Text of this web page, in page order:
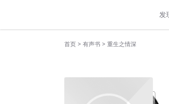
发
首页 > 有声书 > 重生之情深